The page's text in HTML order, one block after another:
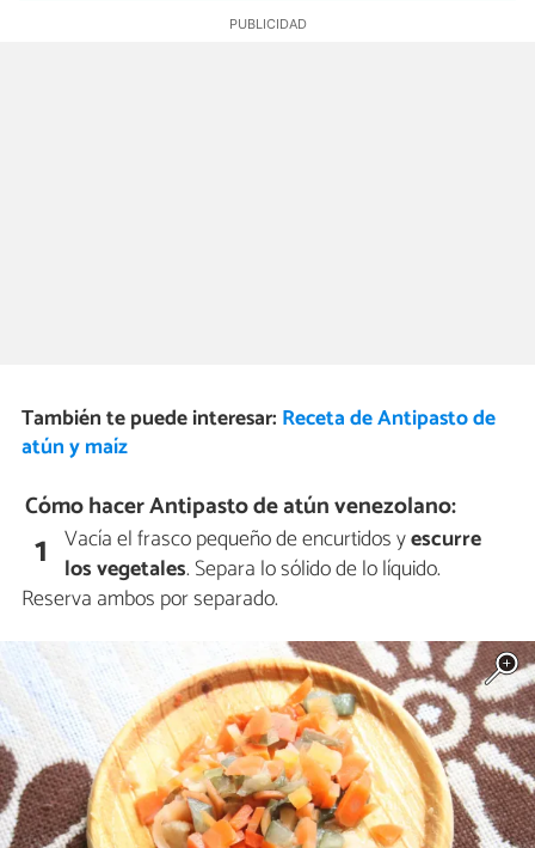
También te puede interesar: Receta de Antipasto de
atún y maíz
Cómo hacer Antipasto de atún venezolano:
1 Vacía el frasco pequeño de encurtidos yescurre
los vegetales. Separa lo sólido de lo líquido.
Reserva ambos por separado.